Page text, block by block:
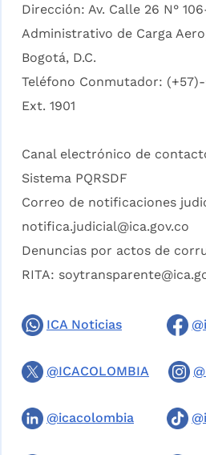
Dirección: Av. Calle 26 N°
Administrativo de Carga
Bogotá, D.C.
Teléfono Conmutador:
Ext. 1901
Canal electrónico de
Sistema PQRSDF
Correo de notificaciones
notifica.judicial@ica.gov.co
Denuncias por actos de
RITA:
ICA Noticias
@ICACOLOMBIA
@icacolombia